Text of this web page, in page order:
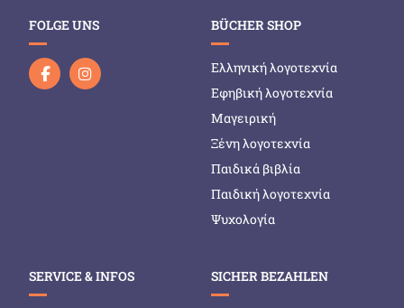
FOLGE UNS BÜCHER SHOP
Ελληνική λογοτεχνία
Εφηβική λογοτεχνία
Μαγειρική
Ξένη λογοτεχνία
Παιδικά βιβλία
Παιδική λογοτεχνία
Ψυχολογία
SERVICE & INFOS SICHER BEZAHLEN